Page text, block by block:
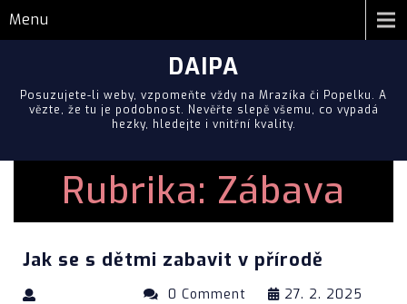
Menu
DAIPA
Posuzujete-li weby, vzpomeňte vždy na Mrazíka či Popelku. A
vězte, že tu je podobnost. Nevěřte slepě všemu, co vypadá
hezky, hledejte i vnitřní kvality.
Rubrika: Zábava
Jak se s dětmi zabavit v přírodě
27. 2. 2025
0 Comment